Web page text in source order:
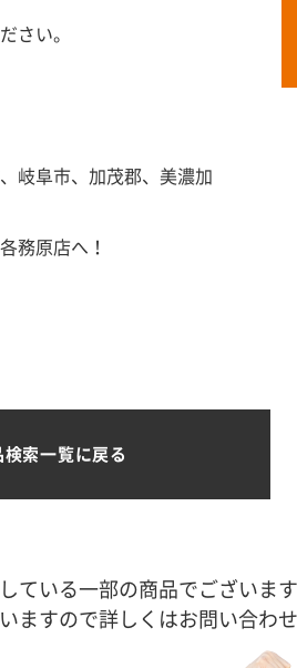
さい。
岐阜市、加茂郡、美濃加
務原店へ！
検索一覧に戻る
ている一部の商品でございます
ますので詳しくはお問い合わせ